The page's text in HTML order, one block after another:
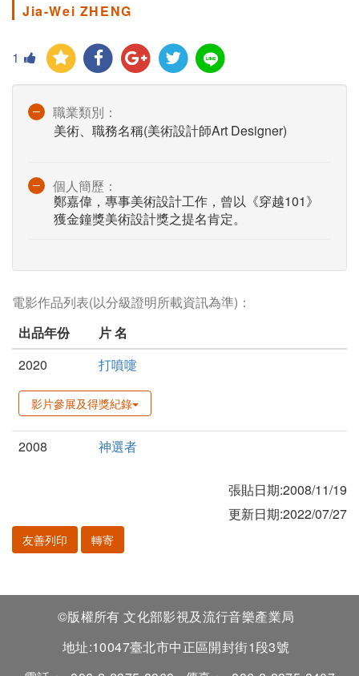
Jia-Wei ZHENG
1
職業類別：
美術、職務名稱(美術設計師Art Designer)
個人簡歷：
鄭嘉偉，專事美術設計工作，曾以《穿越101》
獲金鐘獎美術設計獎之提名肯定。
電影作品列表(以分級證明所載資訊為準)：
出品年份
片 名
2020
打噴嚏
影片參展及得獎紀錄
2008 神選者
張貼日期:2008/11/19
更新日期:2022/07/27
友善列印 轉寄
©版權所有 文化部影視及流行音樂產業局
地址:10047臺北市中正區開封街1段3號